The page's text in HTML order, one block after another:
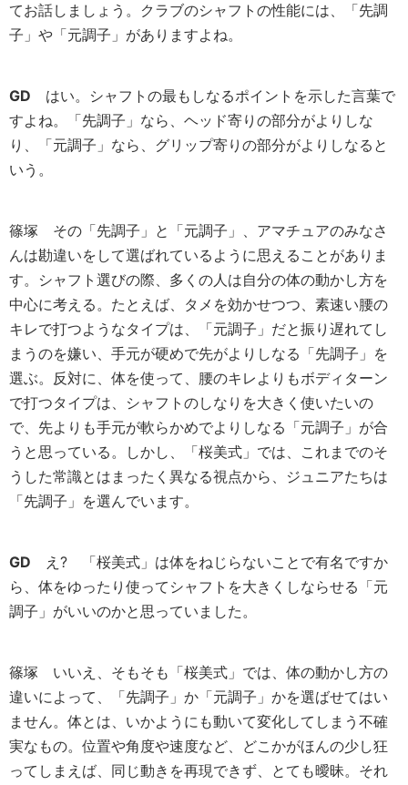
てお話しましょう。クラブのシャフトの性能には、「先調
子」や「元調子」がありますよね。
GD はい。シャフトの最もしなるポイントを示した言葉で
すよね。「先調子」なら、ヘッド寄りの部分がよりしな
り、「元調子」なら、グリップ寄りの部分がよりしなると
いう。
篠塚 その「先調子」と「元調子」、アマチュアのみなさ
んは勘違いをして選ばれているように思えることがありま
す。シャフト選びの際、多くの人は自分の体の動かし方を
中心に考える。たとえば、タメを効かせつつ、素速い腰の
キレで打つようなタイプは、「元調子」だと振り遅れてし
まうのを嫌い、手元が硬めで先がよりしなる「先調子」を
選ぶ。反対に、体を使って、腰のキレよりもボディターン
で打つタイプは、シャフトのしなりを大きく使いたいの
で、先よりも手元が軟らかめでよりしなる「元調子」が合
うと思っている。しかし、「桜美式」では、これまでのそ
うした常識とはまったく異なる視点から、ジュニアたちは
「先調子」を選んでいます。
GD え? 「桜美式」は体をねじらないことで有名ですか
ら、体をゆったり使ってシャフトを大きくしならせる「元
調子」がいいのかと思っていました。
篠塚 いいえ、そもそも「桜美式」では、体の動かし方の
違いによって、「先調子」か「元調子」かを選ばせてはい
ません。体とは、いかようにも動いて変化してしまう不確
実なもの。位置や角度や速度など、どこかがほんの少し狂
ってしまえば、同じ動きを再現できず、とても曖昧。それ